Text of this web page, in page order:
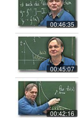
00:46:35
00:45:07
00:42:16